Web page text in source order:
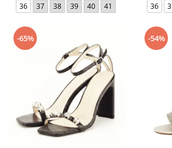
36 37 38 39 40 41 36
-65% -54%